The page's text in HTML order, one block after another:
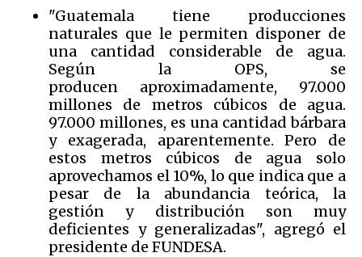
"Guatemala tiene producciones
naturales que le permiten disponer de
una cantidad considerable de agua.
Según la OPS, se
producen aproximadamente, 97.000
millones de metros cúbicos de agua.
97.000 millones, es una cantidad bárbara
y exagerada, aparentemente. Pero de
estos metros cúbicos de agua solo
aprovechamos el 10%, lo que indica que a
pesar de la abundancia teórica, la
gestión y distribución son muy
deficientes y generalizadas", agregó el
presidente de FUNDESA.